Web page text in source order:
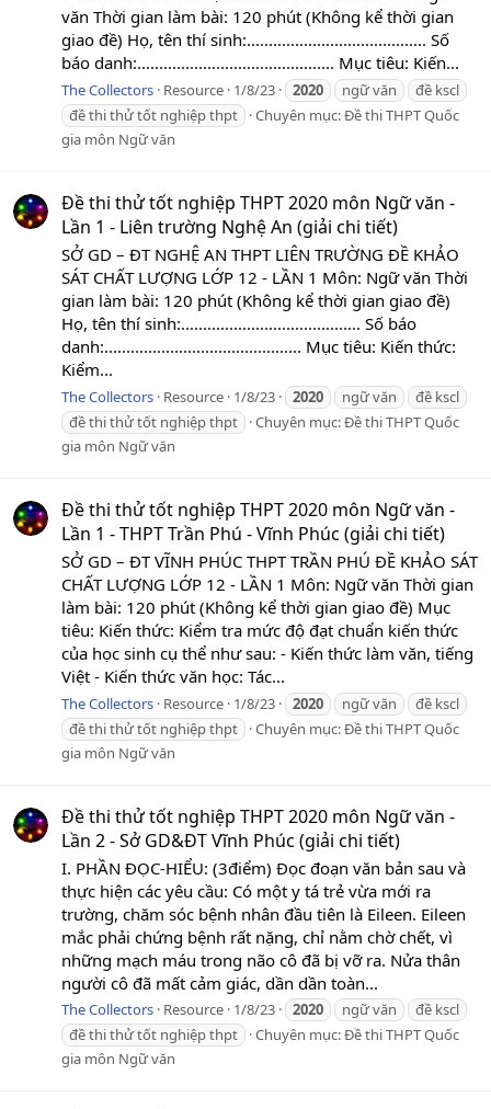
văn Thời gian làm bài: 120 phút (Không kể thời gian
giao đề) Họ, tên thí sinh:......................................... Số
báo danh:............................................. Mục tiêu: Kiến...
The Collectors Resource 1/8/23 2020 ngữ văn
đề kscl
đề thi thử tốt nghiệp thpt
Chuyên mục:Đề thi THPT Quốc
gia môn Ngữ văn
Đề thi thử tốt nghiệp THPT 2020 môn Ngữ văn -
Lần 1 - Liên trường Nghệ An (giải chi tiết)
SỞ GD – ĐT NGHỆ AN THPT LIÊN TRƯỜNG ĐỀ KHẢO
SÁT CHẤT LƯỢNG LỚP 12 - LẦN 1 Môn: Ngữ văn Thời
gian làm bài: 120 phút (Không kể thời gian giao đề)
Họ, tên thí sinh:......................................... Số báo
danh:............................................. Mục tiêu: Kiến thức:
Kiểm...
The Collectors Resource 1/8/23 2020 ngữ văn
đề kscl
đề thi thử tốt nghiệp thpt
Chuyên mục:Đề thi THPT Quốc
gia môn Ngữ văn
Đề thi thử tốt nghiệp THPT 2020 môn Ngữ văn -
Lần 1 - THPT Trần Phú - Vĩnh Phúc (giải chi tiết)
SỞ GD – ĐT VĨNH PHÚC THPT TRẦN PHÚ ĐỀ KHẢO SÁT
CHẤT LƯỢNG LỚP 12 - LẦN 1 Môn: Ngữ văn Thời gian
làm bài: 120 phút (Không kể thời gian giao đề) Mục
tiêu: Kiến thức: Kiểm tra mức độ đạt chuẩn kiến thức
của học sinh cụ thể như sau: - Kiến thức làm văn, tiếng
Việt - Kiến thức văn học: Tác...
The Collectors Resource 1/8/23 2020 ngữ văn
đề kscl
đề thi thử tốt nghiệp thpt
Chuyên mục:Đề thi THPT Quốc
gia môn Ngữ văn
Đề thi thử tốt nghiệp THPT 2020 môn Ngữ văn -
Lần 2 - Sở GD&ĐT Vĩnh Phúc (giải chi tiết)
I. PHẦN ĐỌC-HIỂU: (3điểm) Đọc đoạn văn bản sau và
thực hiện các yêu cầu: Có một y tá trẻ vừa mới ra
trường, chăm sóc bệnh nhân đầu tiên là Eileen. Eileen
mắc phải chứng bệnh rất nặng, chỉ nằm chờ chết, vì
những mạch máu trong não cô đã bị vỡ ra. Nửa thân
người cô đã mất cảm giác, dần dần toàn...
The Collectors Resource 1/8/23 2020 ngữ văn
đề kscl
đề thi thử tốt nghiệp thpt
Chuyên mục:Đề thi THPT Quốc
gia môn Ngữ văn